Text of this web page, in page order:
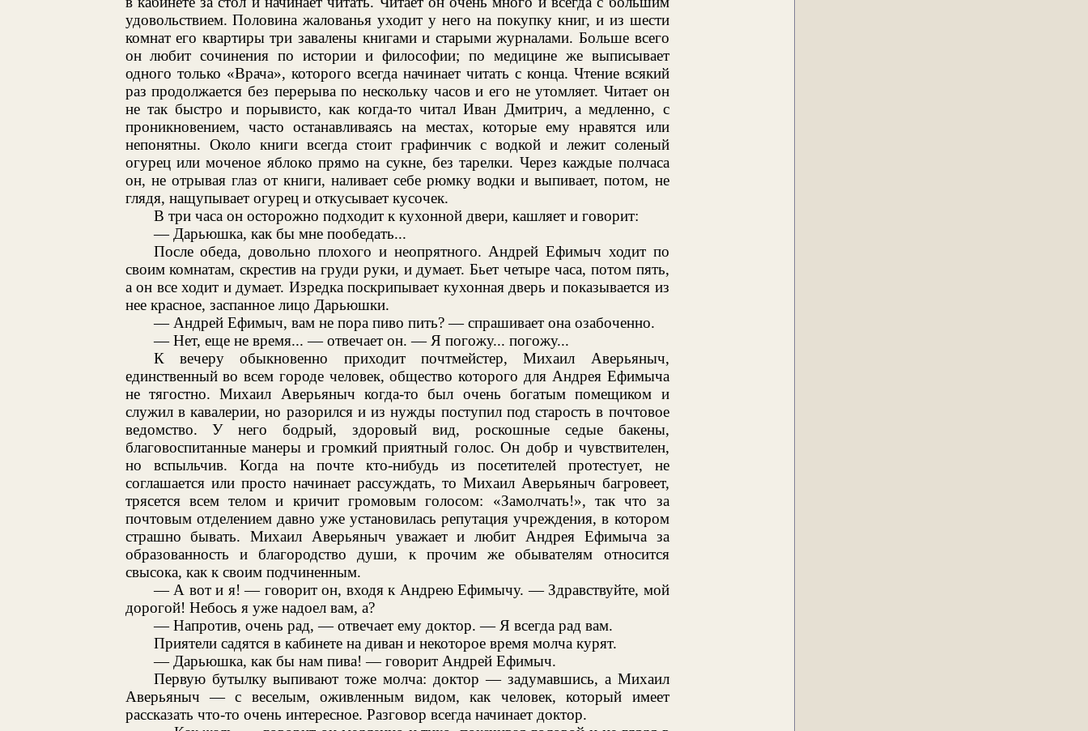
удовольствием. Половина жалованья уходит у него на покупку книг, и из шести
комнат его квартиры три завалены книгами и старыми журналами. Больше всего
он любит сочинения по истории и философии; по медицине же выписывает
одного только «Врача», которого всегда начинает читать с конца. Чтение всякий
раз продолжается без перерыва по нескольку часов и его не утомляет. Читает он
не так быстро и порывисто, как когда-то читал Иван Дмитрич, а медленно, с
проникновением, часто останавливаясь на местах, которые ему нравятся или
непонятны. Около книги всегда стоит графинчик с водкой и лежит соленый
огурец или моченое яблоко прямо на сукне, без тарелки. Через каждые полчаса
он, не отрывая глаз от книги, наливает себе рюмку водки и выпивает, потом, не
глядя, нащупывает огурец и откусывает кусочек.
В три часа он осторожно подходит к кухонной двери, кашляет и говорит:
— Дарьюшка, как бы мне пообедать...
После обеда, довольно плохого и неопрятного. Андрей Ефимыч ходит по
своим комнатам, скрестив на груди руки, и думает. Бьет четыре часа, потом пять,
а он все ходит и думает. Изредка поскрипывает кухонная дверь и показывается из
нее красное, заспанное лицо Дарьюшки.
— Андрей Ефимыч, вам не пора пиво пить? — спрашивает она озабоченно.
— Нет, еще не время... — отвечает он. — Я погожу... погожу...
К вечеру обыкновенно приходит почтмейстер, Михаил Аверьяныч,
единственный во всем городе человек, общество которого для Андрея Ефимыча
не тягостно. Михаил Аверьяныч когда-то был очень богатым помещиком и
служил в кавалерии, но разорился и из нужды поступил под старость в почтовое
ведомство. У него бодрый, здоровый вид, роскошные седые бакены,
благовоспитанные манеры и громкий приятный голос. Он добр и чувствителен,
но вспыльчив. Когда на почте кто-нибудь из посетителей протестует, не
соглашается или просто начинает рассуждать, то Михаил Аверьяныч багровеет,
трясется всем телом и кричит громовым голосом: «Замолчать!», так что за
почтовым отделением давно уже установилась репутация учреждения, в котором
страшно бывать. Михаил Аверьяныч уважает и любит Андрея Ефимыча за
образованность и благородство души, к прочим же обывателям относится
свысока, как к своим подчиненным.
— А вот и я! — говорит он, входя к Андрею Ефимычу. — Здравствуйте, мой
дорогой! Небось я уже надоел вам, а?
— Напротив, очень рад, — отвечает ему доктор. — Я всегда рад вам.
Приятели садятся в кабинете на диван и некоторое время молча курят.
— Дарьюшка, как бы нам пива! — говорит Андрей Ефимыч.
Первую бутылку выпивают тоже молча: доктор — задумавшись, а Михаил
Аверьяныч — с веселым, оживленным видом, как человек, который имеет
рассказать что-то очень интересное. Разговор всегда начинает доктор.